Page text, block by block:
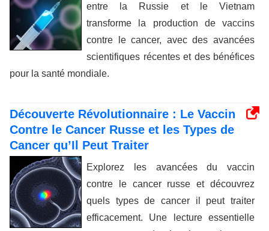
entre la Russie et le Vietnam
transforme la production de vaccins
contre le cancer, avec des avancées
scientifiques récentes et des bénéfices
pour la santé mondiale.
Découverte Révolutionnaire : Le Vaccin
Contre le Cancer Russe et les Types de
Cancer qu’Il Peut Traiter
Explorez les avancées du vaccin
contre le cancer russe et découvrez
quels types de cancer il peut traiter
efficacement. Une lecture essentielle